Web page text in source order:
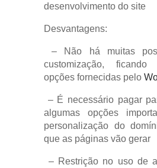
desenvolvimento do site
Desvantagens:
– Não há muitas
customização,
opções fornecidas pelo
– É necessário pagar
algumas opções
personalização do
que as páginas vão gerar
– Restrição no uso de